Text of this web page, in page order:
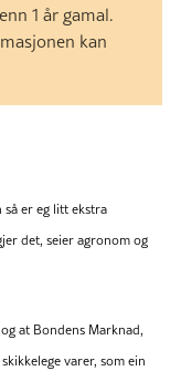
1 år gamal.
kan
er eg litt ekstra
det, seier agronom og
at Bondens Marknad,
varer, som ein